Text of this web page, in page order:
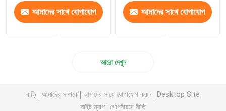
আমাদের সাথে যোগাযোগ আমাদের সাথে যোগাযোগ
আরো দেখুন
বাড়ি আমাদের সম্পর্কে আমাদের সাথে যোগাযোগ করুন
Desktop Site
সাইট ম্যাপ
গোপনীয়তা নীতি